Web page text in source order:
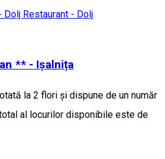
Dolj Restaurant - Dolj
** - Ișalnița
la 2 flori și dispune de un număr
al locurilor disponibile este de